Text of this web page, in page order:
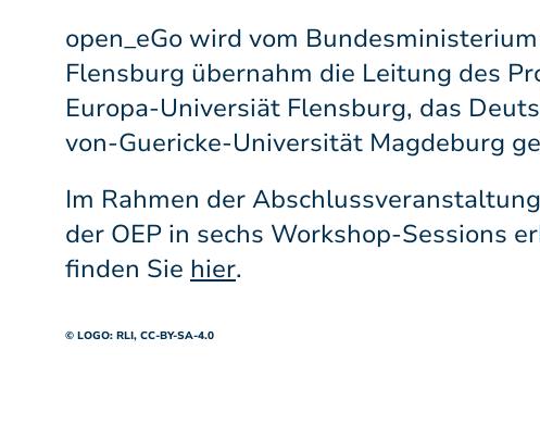
open_eGo wird vom
Flensburg übernahm die Leitung des
Europa-Universiät Flensburg, das
von-Guericke-Universität Magdeburg
Im Rahmen der
der OEP in sechs Workshop-Sessions
finden Sie hier.
© LOGO: RLI, CC-BY-SA-4.0